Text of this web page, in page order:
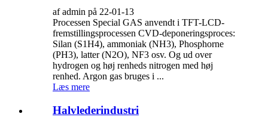
af admin på 22-01-13
Processen Special GAS anvendt i TFT-LCD-
fremstillingsprocessen CVD-deponeringsproces:
Silan (S1H4), ammoniak (NH3), Phosphorne
(PH3), latter (N2O), NF3 osv. Og ud over
hydrogen og høj renheds nitrogen med høj
renhed. Argon gas bruges i ...
Læs mere
Halvlederindustri